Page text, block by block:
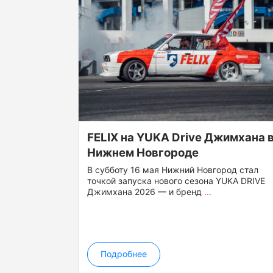
FELIX на YUKA Drive Джимхана
Нижнем Новгороде
В субботу 16 мая Нижний Новгород стал
точкой запуска нового сезона YUKA DRIVE
Джимхана 2026 — и бренд ...
Подробнее